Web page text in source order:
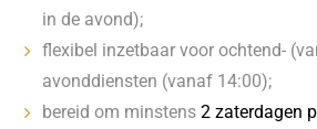
in de avond);
flexibel inzetbaar voor ochtend-
avonddiensten (vanaf 14:00);
bereid om minstens2 zaterdagen